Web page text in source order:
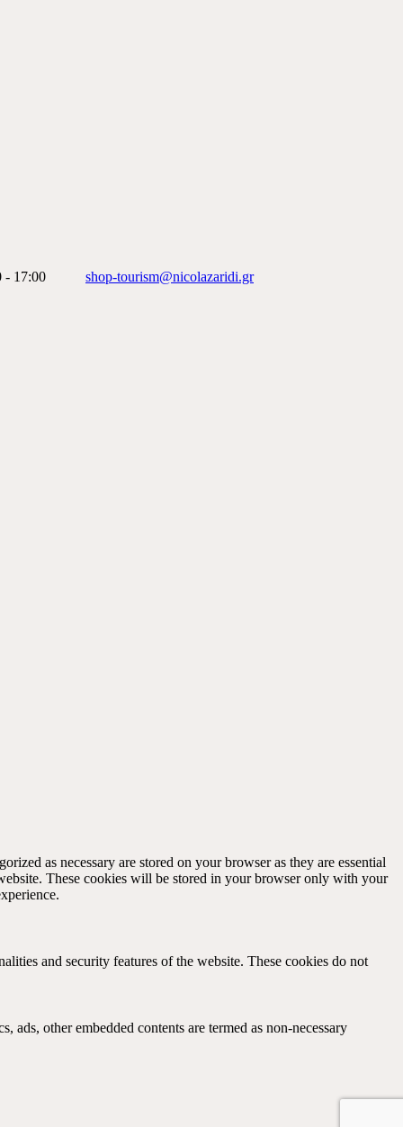
- 17:00 shop-tourism@nicolazaridi.gr
as necessary are stored on your browser as they are essential
These cookies will be stored in your browser only with your
and security features of the website. These cookies do not
other embedded contents are termed as non-necessary